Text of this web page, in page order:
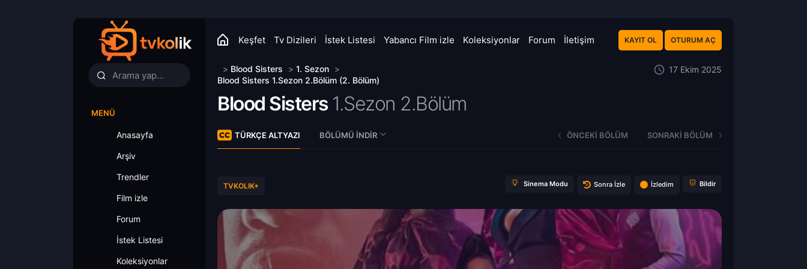
Keşfet Tv Dizileri İstek Listesi Yabancı Film izle Koleksiyonlar Forum İletişim KAYIT OL OTURUM AÇ
MENÜ
Anasayfa
Arşiv
Trendler
Film izle
Forum
İstek Listesi
Koleksiyonlar
> Blood Sisters > 1. Sezon >
Blood Sisters 1.Sezon 2.Bölüm (2. Bölüm)
17 Ekim 2025
Blood Sisters 1.Sezon 2.Bölüm
TÜRKÇE ALTYAZI BÖLÜMÜ İNDIR ÖNCEKI BÖLÜM SONRAKI BÖLÜM
TVKOLIK+ Sinema Modu Sonra İzle İzledim Bildir